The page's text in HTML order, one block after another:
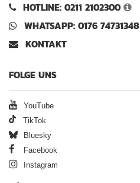
HOTLINE: 0211 2102300
WHATSAPP: 0176 74731348
KONTAKT
FOLGE UNS
YouTube
TikTok
Bluesky
Facebook
Instagram